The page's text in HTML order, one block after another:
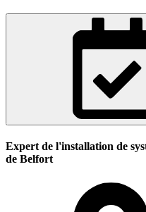
Expert de l'installation de
de Belfort